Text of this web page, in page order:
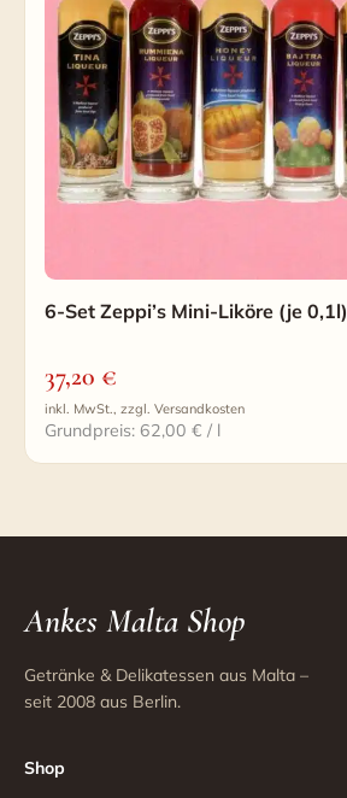
6-Set Zeppi’s Mini-Liköre (je 0,1l)
37,20 €
inkl. MwSt., zzgl. Versandkosten
Grundpreis: 62,00 € / l
Ankes Malta Shop
Getränke & Delikatessen aus Malta –
seit 2008 aus Berlin.
Shop